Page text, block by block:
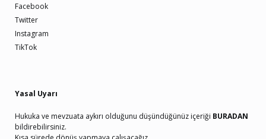
Facebook
Twitter
Instagram
TikTok
Yasal Uyarı
Hukuka ve mevzuata aykırı olduğunu düşündüğünüz içeriği BURADAN
bildirebilirsiniz.